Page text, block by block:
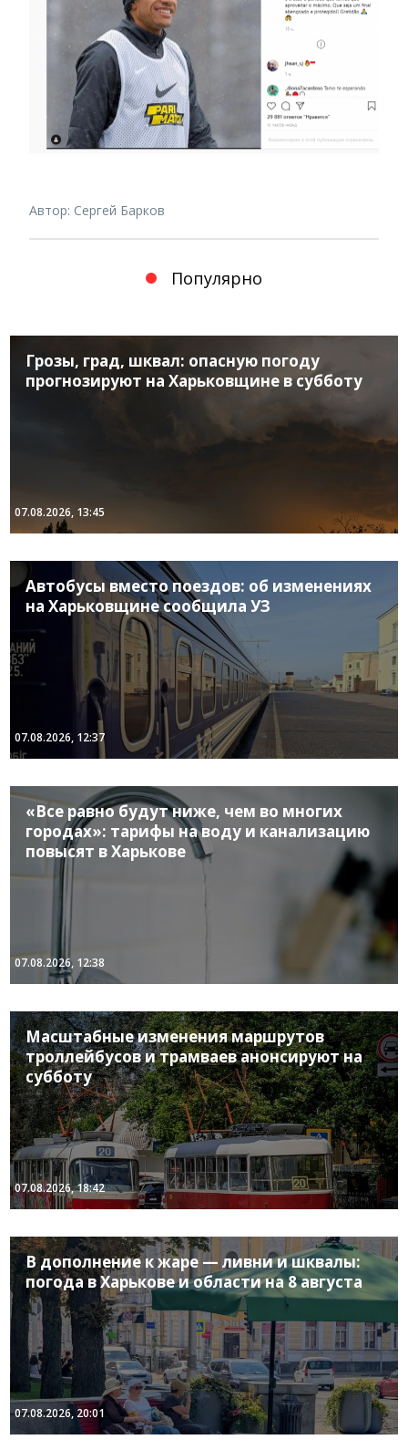
Автор: Сергей Барков
Популярно
Грозы, град, шквал: опасную погоду
прогнозируют на Харьковщине в субботу
07.08.2026, 13:45
Автобусы вместо поездов: об изменениях
на Харьковщине сообщила УЗ
07.08.2026, 12:37
«Все равно будут ниже, чем во многих
городах»: тарифы на воду и канализацию
повысят в Харькове
07.08.2026, 12:38
Масштабные изменения маршрутов
троллейбусов и трамваев анонсируют на
субботу
07.08.2026, 18:42
В дополнение к жаре — ливни и шквалы:
погода в Харькове и области на 8 августа
07.08.2026, 20:01